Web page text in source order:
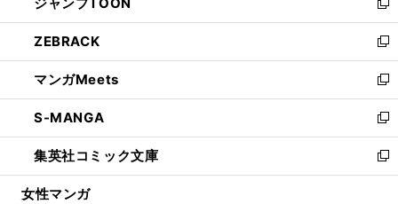
で
開
く
ド
ウ
で
開
く
ィ
ン
ド
ウ
で
開
く
い
ウ
ィ
ン
ド
ウ
で
開
く
新
し
い
ウ
ィ
ン
ド
ウ
で
開
ZEBRACK
新
し
い
ウ
ィ
ン
ド
ウ
マンガMeets
新
し
い
ウ
ィ
ン
S-MANGA
新
し
い
ウ
集英社コミック文庫
新
し
女性マンガ